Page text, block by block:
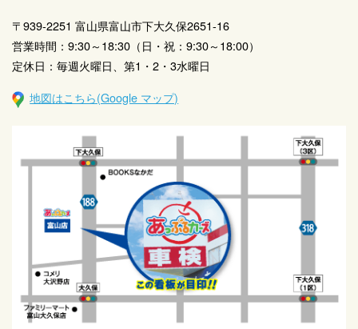
〒939-2251 富山県富山市下大久保2651-16
営業時間：9:30～18:30（日・祝：9:30～18:00）
定休日：毎週火曜日、第1・2・3水曜日
地図はこちら(Google マップ)